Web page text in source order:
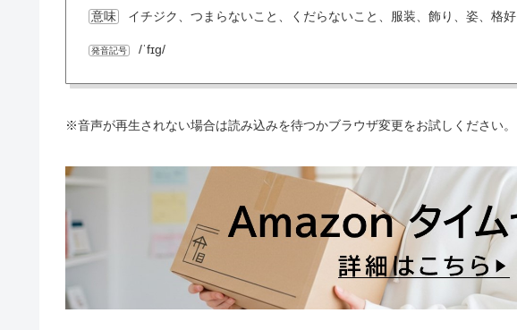
意味 イチジク、つまらないこと、くだらないこと、服装、飾り、姿、格好
発音記号 /ˈfɪɡ/
※音声が再生されない場合は読み込みを待つかブラウザ変更をお試しください。